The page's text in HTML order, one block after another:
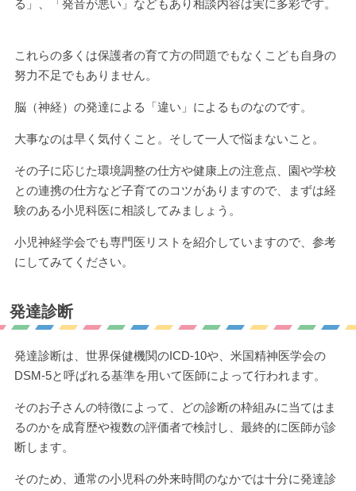
る」、「発音が悪い」などもあり相談内容は実に多彩です。
これらの多くは保護者の育て方の問題でもなくこども自身の
努力不足でもありません。
脳（神経）の発達による「違い」によるものなのです。
大事なのは早く気付くこと。そして一人で悩まないこと。
その子に応じた環境調整の仕方や健康上の注意点、園や学校
との連携の仕方など子育てのコツがありますので、まずは経
験のある小児科医に相談してみましょう。
小児神経学会でも専門医リストを紹介していますので、参考
にしてみてください。
発達診断
発達診断は、世界保健機関のICD-10や、米国精神医学会の
DSM-5と呼ばれる基準を用いて医師によって行われます。
そのお子さんの特徴によって、どの診断の枠組みに当てはま
るのかを成育歴や複数の評価者で検討し、最終的に医師が診
断します。
そのため、通常の小児科の外来時間のなかでは十分に発達診